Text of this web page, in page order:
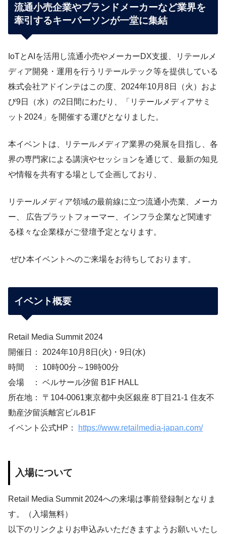
流通小売企業やブランドメーカーなど業界を
牽引するキーパーソンが一堂に集結
IoTとAIを活用し流通小売やメーカーDX支援、リテールメ
ディア開発・運用を行うリテールテック等を提供している
株式会社アドインテはこの度、2024年10月8日（火）およ
び9日（水）の2日間にわたり、「リテールメディアサミ
ット2024」を開催する運びとなりました。
本イベントは、リテールメディア業界の発展を目指し、各
界の専門家による講演やセッションを通じて、最新の知見
や情報を共有する場として企画しており、
リテールメディア領域の最前線に立つ流通小売業、メーカ
ー、 広告プラットフォーマー、インフラ企業など関連す
る様々な企業様がご登壇予定となります。
ぜひ本イベントへのご来場をお待ちしております。
イベント概要
Retail Media Summit 2024
開催日： 2024年10月8日(火)・9日(水)
時間 ： 10時00分～19時00分
会場 ： ベルサール汐留 B1F HALL
所在地： 〒104-0061東京都中央区銀座 8丁目21-1 住友不
動産汐留浜離宮ビルB1F
イベント公式HP：
https://www.retailmedia-japan.com/
入場について
Retail Media Summit 2024への来場は事前登録制となりま
す。（入場無料）
以下のリンクよりお申込みいただきますようお願いいたし